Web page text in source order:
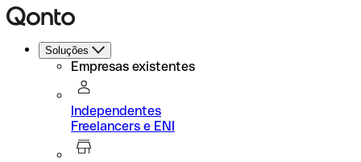
Soluções
Empresas existentes
Independentes
Freelancers e ENI